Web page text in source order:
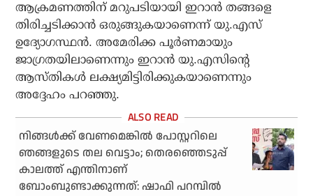
ആക്രമണത്തിന് മറുപടിയായി ഇറാന്‍ തങ്ങളെ
തിരിച്ചടിക്കാന്‍ ഒരുങ്ങുകയാണെന്ന് യു.എസ്
ഉദ്യോഗസ്ഥന്‍. അമേരിക്ക പൂര്‍ണമായും
ജാഗ്രതയിലാണെന്നും ഇറാന്‍ യു.എസിന്റെ
ആസ്തികള്‍ ലക്ഷ്യമിട്ടിരിക്കുകയാണെന്നും
അദ്ദേഹം പറഞ്ഞു.
നിങ്ങള്‍ക്ക് വേണമെങ്കില്‍ പോസ്റ്ററിലെ
ഞങ്ങളുടെ തല വെട്ടാം; തെരഞ്ഞെടുപ്പ്
കാലത്ത് എന്തിനാണ്
ബോംബുണ്ടാക്കുന്നത്: ഷാഫി പറമ്പില്‍